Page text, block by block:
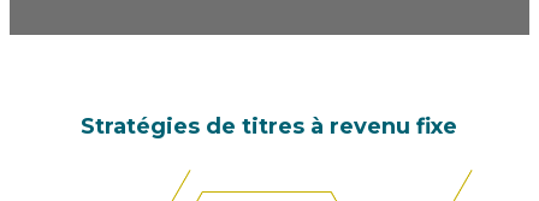
Stratégies de titres à revenu fixe